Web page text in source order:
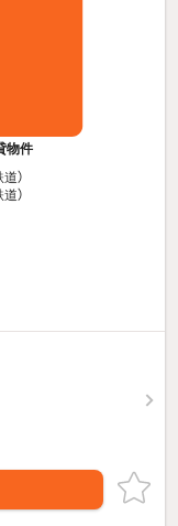
物件
）
）